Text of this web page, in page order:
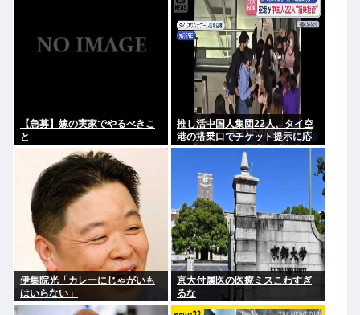
【急募】嫁の実家でやるべきこ
と
推し活中国人集団22人、タイ空
港の搭乗口でチケット提示に応
じず俳優と同じ機内に乗り込も
うとし大混乱 まとめて搭乗拒否
伊集院光「カレーにじゃがいも
はいらない」
京大付属医の医療ミスこわすぎ
るな